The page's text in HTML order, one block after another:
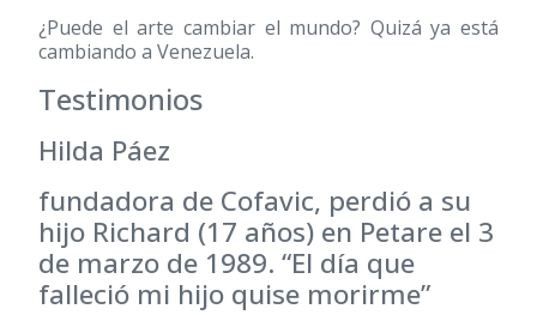
¿Puede el arte cambiar el mundo? Quizá ya está
cambiando a Venezuela.
Testimonios
Hilda Páez
fundadora de Cofavic, perdió a su
hijo Richard (17 años) en Petare el 3
de marzo de 1989. “El día que
falleció mi hijo quise morirme”